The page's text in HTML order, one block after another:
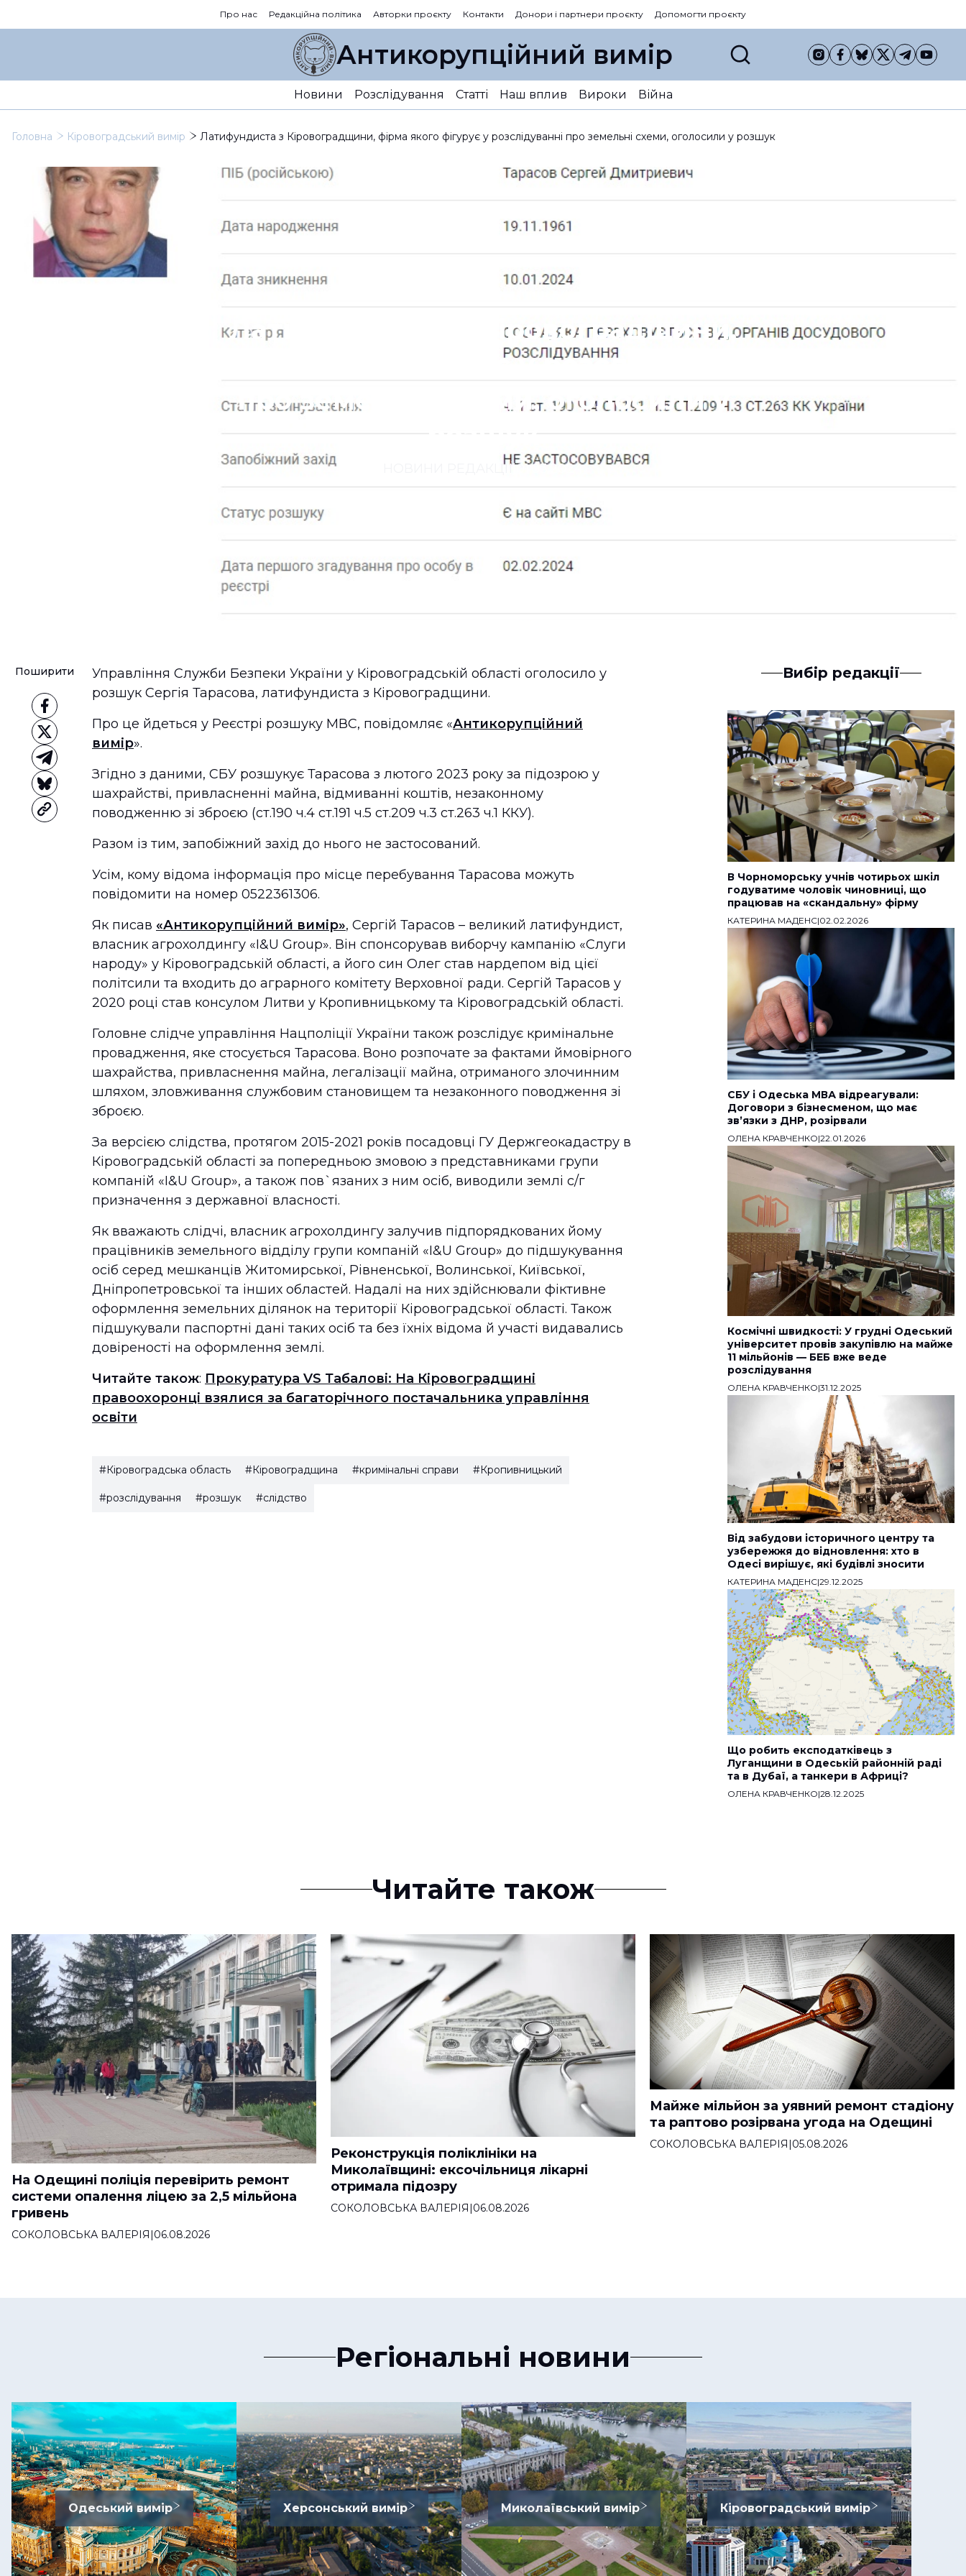
Про нас Редакційна політика Авторки проєкту Контакти Донори і партнери проєкту Допомогти проєкту
Антикорупційний вимір
Новини Розслідування Статті Наш вплив Вироки Війна
Головна Кіровоградський вимір Латифундиста з Кіровоградщини, фірма якого фігурує у розслідуванні про земельні схеми, оголосили у розшук
Латифундиста з Кіровоградщини,
фірма якого фігурує у розслідуванні
про земельні схеми, оголосили у
НОВИНИ РЕДАКЦІЇ|01.03.2024
Поширити
Управління Служби Безпеки України у Кіровоградській області оголосило у
розшук Сергія Тарасова, латифундиста з Кіровоградщини.
Про це йдеться у Реєстрі розшуку МВС, повідомляє «Антикорупційний
вимір».
Згідно з даними, СБУ розшукує Тарасова з лютого 2023 року за підозрою у
шахрайстві, привласненні майна, відмиванні коштів, незаконному
поводженню зі зброєю (ст.190 ч.4 ст.191 ч.5 ст.209 ч.3 ст.263 ч.1 ККУ).
Разом із тим, запобіжний захід до нього не застосований.
Усім, кому відома інформація про місце перебування Тарасова можуть
повідомити на номер 0522361306.
Як писав «Антикорупційний вимір», Сергій Тарасов – великий латифундист,
власник агрохолдингу «I&U Group». Він спонсорував виборчу кампанію «Слуги
народу» у Кіровоградській області, а його син Олег став нардепом від цієї
політсили та входить до аграрного комітету Верховної ради. Сергій Тарасов у
2020 році став консулом Литви у Кропивницькому та Кіровоградській області.
Головне слідче управління Нацполіції України також розслідує кримінальне
провадження, яке стосується Тарасова. Воно розпочате за фактами ймовірного
шахрайства, привласнення майна, легалізації майна, отриманого злочинним
шляхом, зловживання службовим становищем та незаконного поводження зі
зброєю.
За версією слідства, протягом 2015-2021 років посадовці ГУ Держгеокадастру в
Кіровоградській області за попередньою змовою з представниками групи
компаній «I&U Group», а також пов`язаних з ним осіб, виводили землі с/г
призначення з державної власності.
Як вважають слідчі, власник агрохолдингу залучив підпорядкованих йому
працівників земельного відділу групи компаній «I&U Group» до підшукування
осіб серед мешканців Житомирської, Рівненської, Волинської, Київської,
Дніпропетровської та інших областей. Надалі на них здійснювали фіктивне
оформлення земельних ділянок на території Кіровоградської області. Також
підшукували паспортні дані таких осіб та без їхніх відома й участі видавались
довіреності на оформлення землі.
Читайте також: Прокуратура VS Табалові: На Кіровоградщині
правоохоронці взялися за багаторічного постачальника управління
освіти
#Кіровоградська область #Кіровоградщина #кримінальні справи #Кропивницький
#розслідування #розшук #слідство
Вибір редакції
В Чорноморську учнів чотирьох шкіл
годуватиме чоловік чиновниці, що
працював на «скандальну» фірму
КАТЕРИНА МАДЕНС|02.02.2026
СБУ і Одеська МВА відреагували:
Договори з бізнесменом, що має
звʼязки з ДНР, розірвали
ОЛЕНА КРАВЧЕНКО|22.01.2026
Космічні швидкості: У грудні Одеський
університет провів закупівлю на майже
11 мільйонів — БЕБ вже веде
розслідування
ОЛЕНА КРАВЧЕНКО|31.12.2025
Від забудови історичного центру та
узбережжя до відновлення: хто в
Одесі вирішує, які будівлі зносити
КАТЕРИНА МАДЕНС|29.12.2025
Що робить експодатківець з
Луганщини в Одеській районній раді
та в Дубаї, а танкери в Африці?
ОЛЕНА КРАВЧЕНКО|28.12.2025
Читайте також
На Одещині поліція перевірить ремонт
системи опалення ліцею за 2,5 мільйона
гривень
СОКОЛОВСЬКА ВАЛЕРІЯ|06.08.2026
Реконструкція поліклініки на
Миколаївщині: ексочільниця лікарні
отримала підозру
СОКОЛОВСЬКА ВАЛЕРІЯ|06.08.2026
Майже мільйон за уявний ремонт стадіону
та раптово розірвана угода на Одещині
СОКОЛОВСЬКА ВАЛЕРІЯ|05.08.2026
Регіональні новини
Одеський вимір Херсонський вимір Миколаївський вимір Кіровоградський вимір